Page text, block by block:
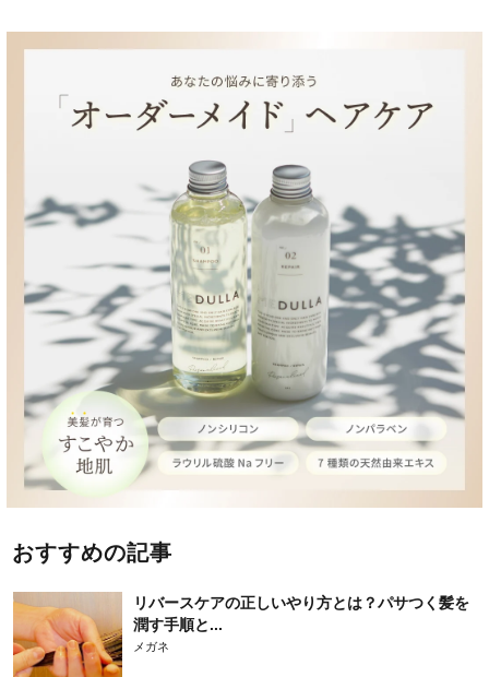
おすすめの記事
リバースケアの正しいやり方とは？パサつく髪を
潤す手順と...
メガネ